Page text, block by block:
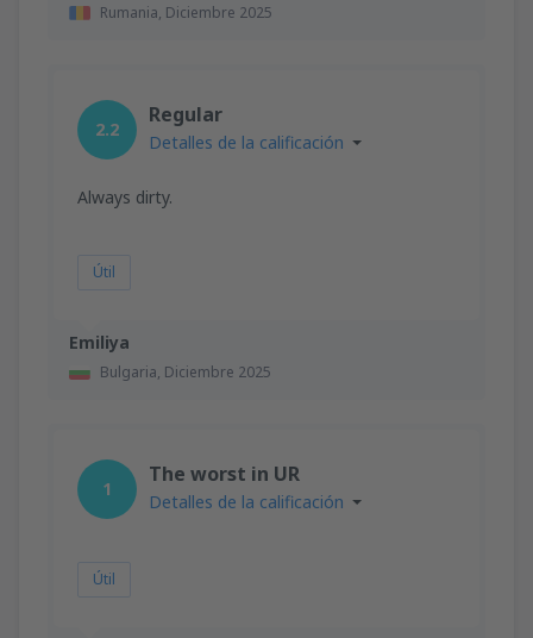
Rumania, Diciembre 2025
Emiliya
Bulgaria, Diciembre 2025
2.2
Regular
Detalles de la calificación
Always dirty.
Útil
1
The worst in UR
Detalles de la calificación
Útil